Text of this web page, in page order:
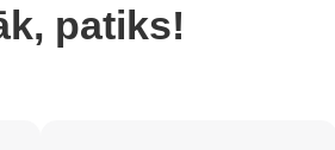
patiks!